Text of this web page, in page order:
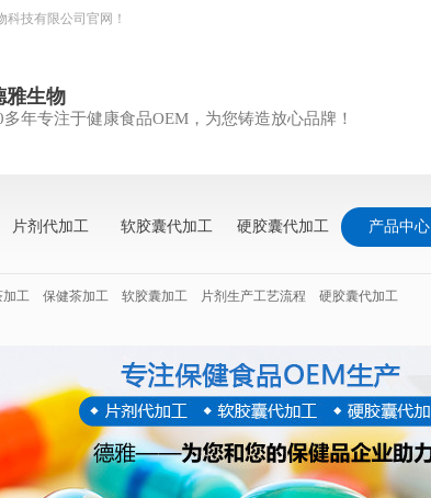
技有限公司官网！
雅生物
多年专注于健康食品OEM，为您铸造放心品牌！
片剂代加工 软胶囊代加工 硬胶囊代加工 产品中心
加工 保健茶加工 软胶囊加工 片剂生产工艺流程 硬胶囊代加工